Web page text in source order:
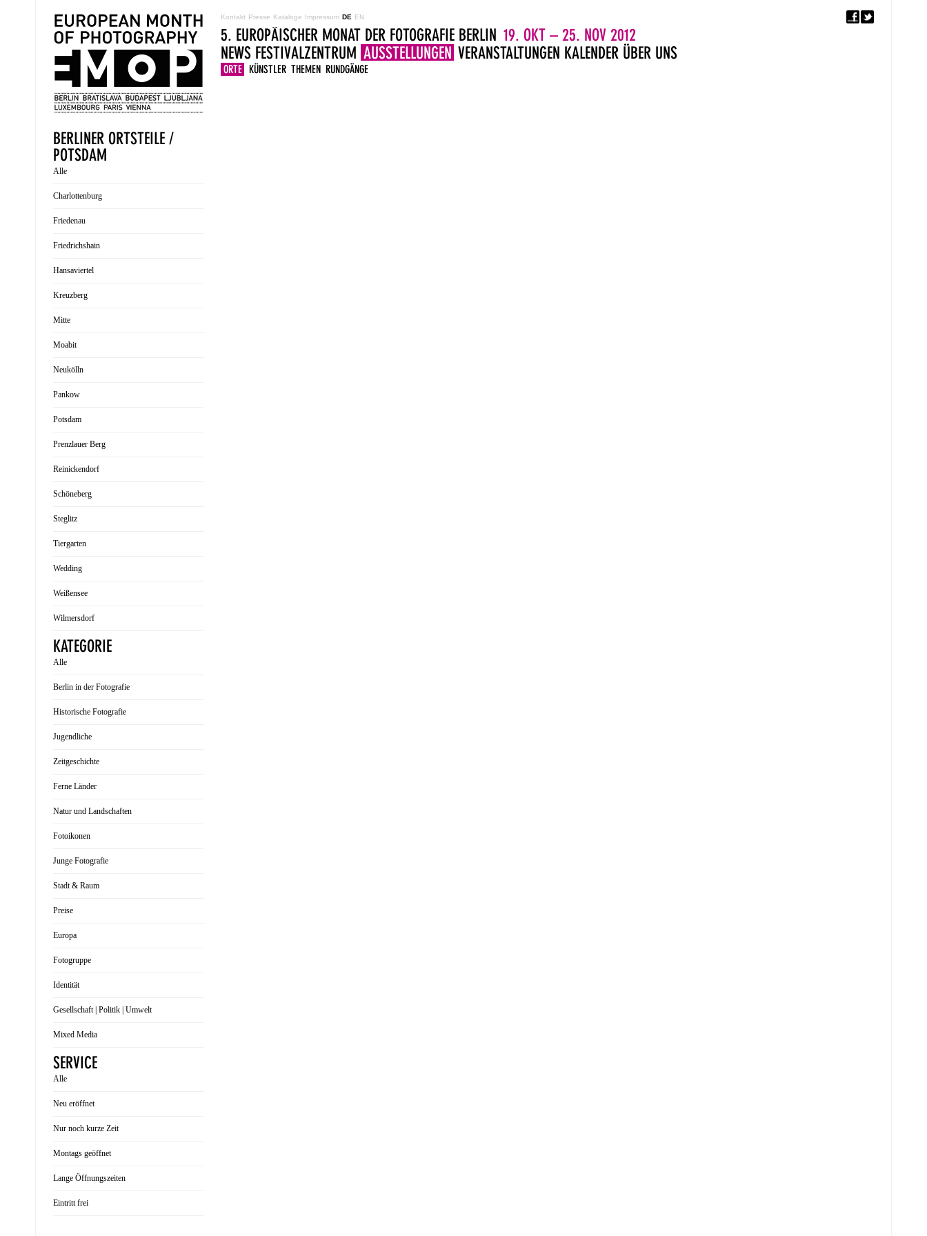
Kontakt Presse Kataloge Impressum DE EN 5. EUROPÄISCHER
5. EUROPÄISCHER MONAT DER FOTOGRAFIE BERLIN 19. OKT – 25. NOV 2012
NEWS FESTIVALZENTRUM AUSSTELLUNGEN
ORTE KÜNSTLER THEMEN RUNDGÄNGE
VERANSTALTUNGEN KALENDER ÜBER UNS
BERLINER ORTSTEILE /
POTSDAM
Alle
Charlottenburg
Friedenau
Friedrichshain
Hansaviertel
Kreuzberg
Mitte
Moabit
Neukölln
Pankow
Potsdam
Prenzlauer Berg
Reinickendorf
Schöneberg
Steglitz
Tiergarten
Wedding
Weißensee
Wilmersdorf
KATEGORIE
Alle
Berlin in der Fotografie
Historische Fotografie
Jugendliche
Zeitgeschichte
Ferne Länder
Natur und Landschaften
Fotoikonen
Junge Fotografie
Stadt & Raum
Preise
Europa
Fotogruppe
Identität
Gesellschaft | Politik | Umwelt
Mixed Media
SERVICE
Alle
Neu eröffnet
Nur noch kurze Zeit
Montags geöffnet
Lange Öffnungszeiten
Eintritt frei